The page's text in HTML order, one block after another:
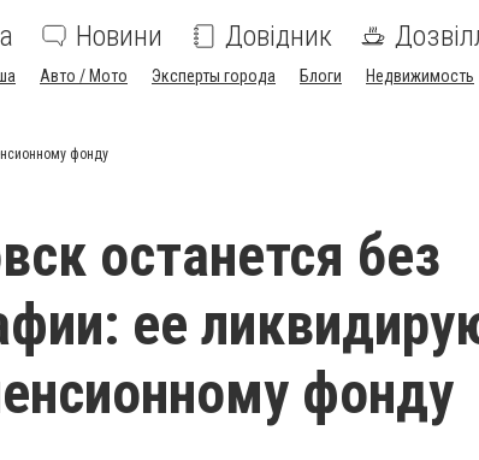
Новини Довідник
Авто / Мото Эксперты города Блоги Недвижимость
фонду
останется без
ее
фонду